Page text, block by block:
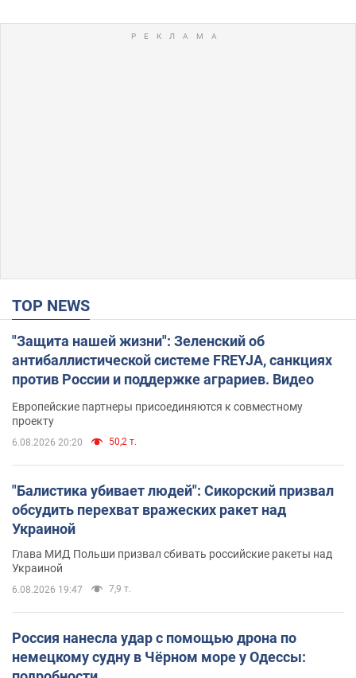
TOP NEWS
"Защита нашей жизни": Зеленский об
антибаллистической системе FREYJA, санкциях
против России и поддержке аграриев. Видео
Европейские партнеры присоединяются к совместному
проекту
6.08.2026 20:20 50,2 т.
"Балистика убивает людей": Сикорский призвал
обсудить перехват вражеских ракет над
Украиной
Глава МИД Польши призвал сбивать российские ракеты над
Украиной
6.08.2026 19:47 7,9 т.
Россия нанесла удар с помощью дрона по
немецкому судну в Чёрном море у Одессы: